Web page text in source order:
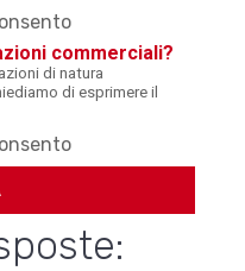
commerciali?
di natura
di esprimere il